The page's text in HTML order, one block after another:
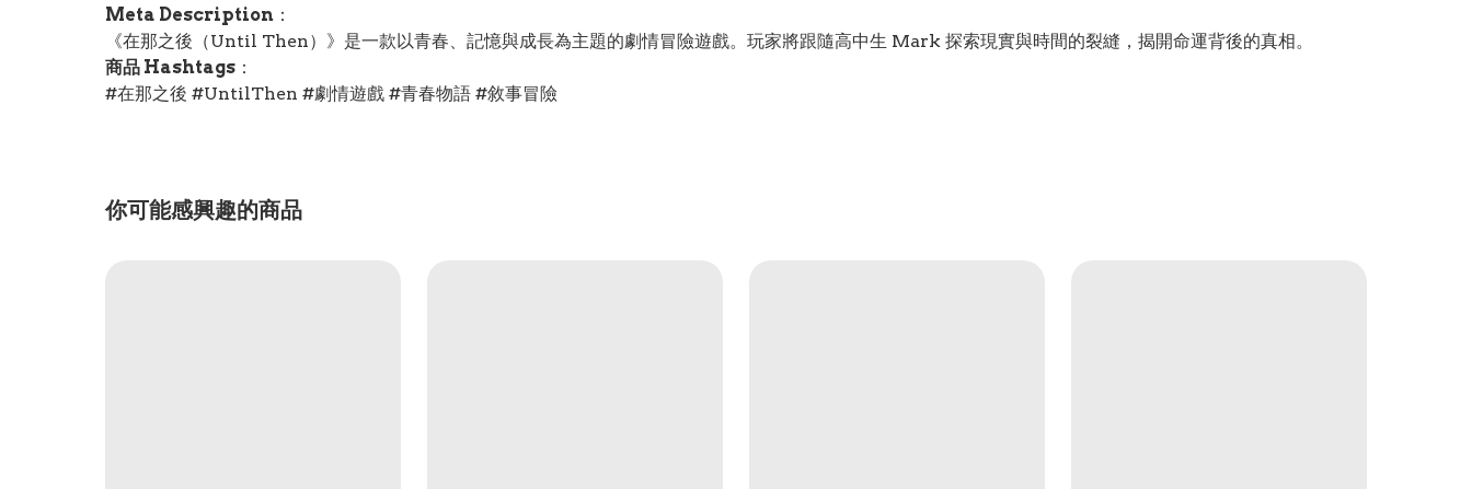
Meta Description ：
《在那之後（Until Then）》是一款以青春、記憶與成長為主題的劇情冒險遊戲。玩家將跟隨高中生 Mark 探索現實與時間的裂縫，揭開命運背後的真相。
商品 Hashtags ：
#在那之後 #UntilThen #劇情遊戲 #青春物語 #敘事冒險
你可能感興趣的商品